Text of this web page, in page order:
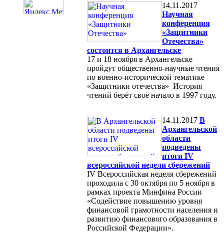
14.11.2017
Научная
конференция
«Защитники
Отечества»
состоится в Архангельске
17 и 18 ноября в Архангельске
пройдут общественно-научные чтения
по военно-исторической тематике
«Защитники отечества» История
чтений берёт своё начало в 1997 году.
14.11.2017 В
Архангельской
области
подведены
итоги IV
всероссийской недели сбережений
IV Всероссийская неделя сбережений
проходила с 30 октября по 5 ноября в
рамках проекта Минфина России
«Содействие повышению уровня
финансовой грамотности населения и
развитию финансового образования в
Российской Федерации».